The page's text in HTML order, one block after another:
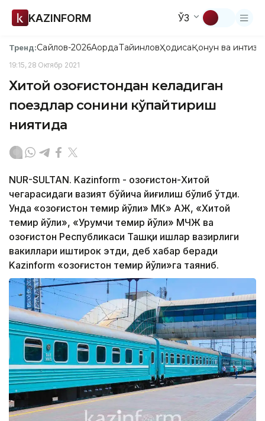
KAZINFORM ЎЗ
Тренд:Сайлов-2026АқордаТайинловҲодисаҚонун ва
19:15, 28 Октябр 2021
Хитой Қозоғистондан келадиган
поездлар сонини кўпайтириш
ниятида
NUR-SULTAN. Kazinform - Қозоғистон-Хитой
чегарасидаги вазият бўйича йиғилиш бўлиб ўтди.
Унда «Қозоғистон темир йўли» МК» AЖ, «Хитой
темир йўли», «Урумчи темир йўли» МЧЖ ва
Қозоғистон Республикаси Ташқи ишлар вазирлиги
вакиллари иштирок этди, деб хабар беради
Kazinform «Қозоғистон темир йўли»га таяниб.